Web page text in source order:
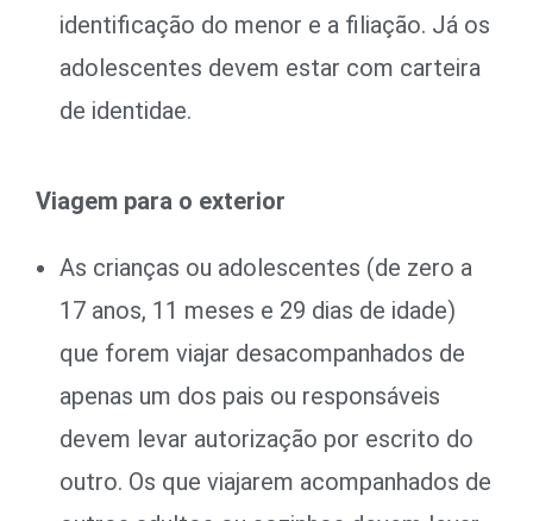
identificação do menor e a filiação. Já os
adolescentes devem estar com carteira
de identidae.
Viagem para o exterior
As crianças ou adolescentes (de zero a
17 anos, 11 meses e 29 dias de idade)
que forem viajar desacompanhados de
apenas um dos pais ou responsáveis
devem levar autorização por escrito do
outro. Os que viajarem acompanhados de